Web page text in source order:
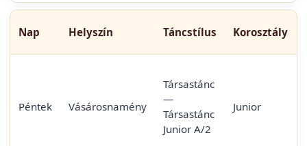
Nap Helyszín Táncstílus Korosztály
Péntek Vásárosnamény
Társastánc
—
Társastánc
Junior A/2
Junior